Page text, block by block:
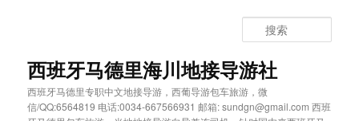
西班牙马德里海川地接导游社
西班牙马德里专职中文地接导游，西葡导游包车旅游，微
信/QQ:6564819 电话:0034-667566931 邮箱: sundgn@gmail.com 西班
索